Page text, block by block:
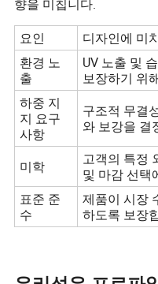
향을 미칩니다.
요인
디자인에 미
환경 노
출
UV 노출 및
보장하기 위
하중 지
지 요구
사항
구조적 무결
와 보강을 결
미학
고객의 특정
및 마감 선택
표준 준
수
제품이 시장
하도록 보장